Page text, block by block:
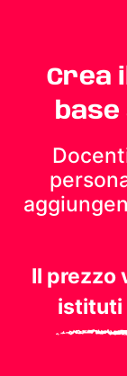
Crea
base
Il prezzo
istituti